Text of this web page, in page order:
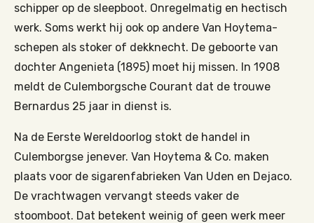
schipper op de sleepboot. Onregelmatig en hectisch
werk. Soms werkt hij ook op andere Van Hoytema­
schepen als stoker of dekknecht. De geboorte van
dochter Angenieta (1895) moet hij missen. In 1908
meldt de Culemborgsche Courant dat de trouwe
Bernardus 25 jaar in dienst is.
Na de Eerste Wereldoorlog stokt de handel in
Culemborgse jenever. Van Hoytema & Co. maken
plaats voor de sigarenfabrieken Van Uden en Dejaco.
De vrachtwagen vervangt steeds vaker de
stoomboot. Dat betekent weinig of geen werk meer